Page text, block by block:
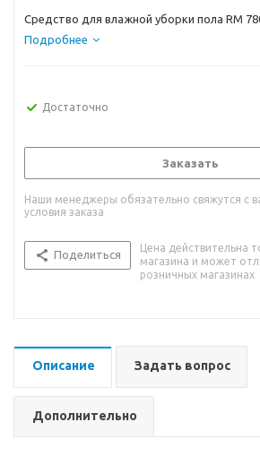
Средство для влажной уборки пола RM
Подробнее
Достаточно
Заказать
Наши менеджеры обязательно свяжутся с
условия заказа
Поделиться
Цена действительна
магазина и может
розничных магазинах
Описание Задать вопрос
Дополнительно